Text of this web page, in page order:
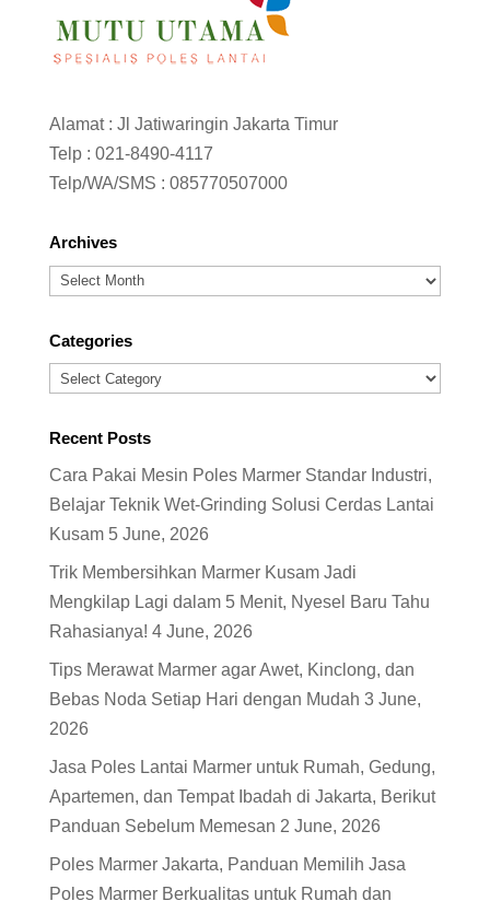
Alamat : Jl Jatiwaringin Jakarta Timur
Telp : 021-8490-4117
Telp/WA/SMS : 085770507000
Archives
Archives
Categories
Categories
Recent Posts
Cara Pakai Mesin Poles Marmer Standar Industri,
Belajar Teknik Wet-Grinding Solusi Cerdas Lantai
Kusam 5 June, 2026
Trik Membersihkan Marmer Kusam Jadi
Mengkilap Lagi dalam 5 Menit, Nyesel Baru Tahu
Rahasianya! 4 June, 2026
Tips Merawat Marmer agar Awet, Kinclong, dan
Bebas Noda Setiap Hari dengan Mudah 3 June,
2026
Jasa Poles Lantai Marmer untuk Rumah, Gedung,
Apartemen, dan Tempat Ibadah di Jakarta, Berikut
Panduan Sebelum Memesan 2 June, 2026
Poles Marmer Jakarta, Panduan Memilih Jasa
Poles Marmer Berkualitas untuk Rumah dan